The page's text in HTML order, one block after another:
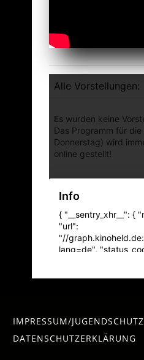
IMPRESSUM/JUGENDSCHUTZ
DATENSCHUTZERKLÄRUNG